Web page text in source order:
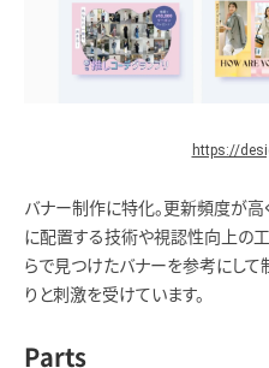
https://
バナー制作に特化。更新頻度が高
に配置する技術や視認性向上の
らで見つけたバナーを参考にして
りと刺激を受けています。
Parts